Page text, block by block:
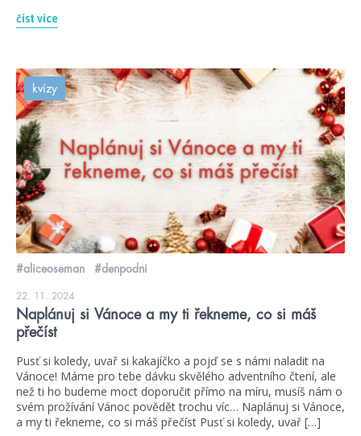
číst více
kvízy
#aliceoseman #denpodni
22. 11. 2024
Naplánuj si Vánoce a my ti řekneme, co si máš
přečíst
Pusť si koledy, uvař si kakajíčko a pojď se s námi naladit na
Vánoce! Máme pro tebe dávku skvělého adventního čtení, ale
než ti ho budeme moct doporučit přímo na míru, musíš nám o
svém prožívání Vánoc povědět trochu víc… Naplánuj si Vánoce,
a my ti řekneme, co si máš přečíst Pusť si koledy, uvař […]